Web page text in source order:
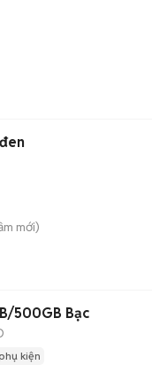
mới)
500GB Bạc
kiện